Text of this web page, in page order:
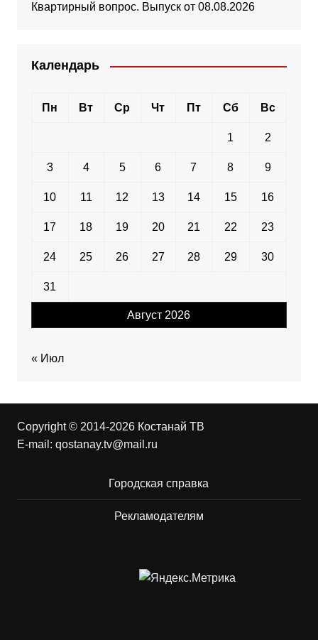
Квартирный вопрос. Выпуск от 08.08.2026
Календарь
Август 2026
Пн Вт Ср Чт Пт Сб Вс
1 2
3 4 5 6 7 8 9
10 11 12 13 14 15 16
17 18 19 20 21 22 23
24 25 26 27 28 29 30
31
« Июл
Copyright © 2014-2026 Костанай ТВ
E-mail: qostanay.tv@mail.ru
Городская справка
Рекламодателям